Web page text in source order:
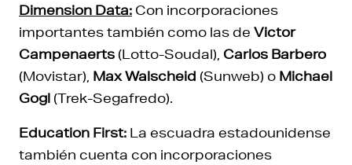
Dimension Data: Con incorporaciones
importantes también como las de Victor
Campenaerts (Lotto-Soudal), Carlos Barbero
(Movistar), Max Walscheid (Sunweb) o Michael
Gogl (Trek-Segafredo).
Education First: La escuadra estadounidense
también cuenta con incorporaciones